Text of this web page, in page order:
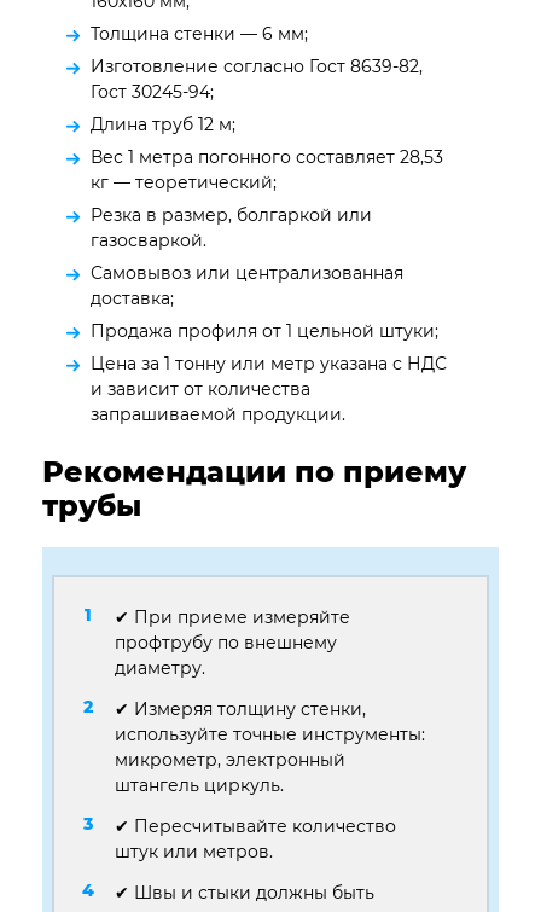
Толщина стенки — 6 мм;
Изготовление согласно Гост 8639-82,
Гост 30245-94;
Длина труб 12 м;
Вес 1 метра погонного составляет 28,53
кг — теоретический;
Резка в размер, болгаркой или
газосваркой.
Самовывоз или централизованная
доставка;
Продажа профиля от 1 цельной штуки;
Цена за 1 тонну или метр указана с НДС
и зависит от количества
запрашиваемой продукции.
Рекомендации по приему
трубы
✔ При приеме измеряйте
профтрубу по внешнему
диаметру.
✔ Измеряя толщину стенки,
используйте точные инструменты:
микрометр, электронный
штангель циркуль.
✔ Пересчитывайте количество
штук или метров.
✔ Швы и стыки должны быть